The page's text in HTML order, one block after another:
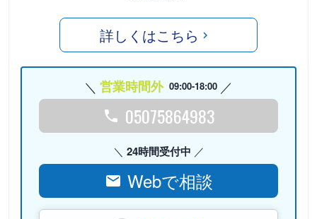
詳しくはこちら
営業時間外 09:00-18:00
05075864983
24時間受付中
Webで相談